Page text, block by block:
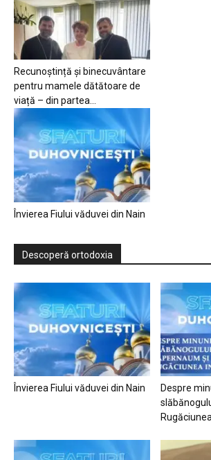
Recunoștință și binecuvântare
pentru mamele dătătoare de
viață – din partea...
Învierea Fiului văduvei din Nain
Descoperă ortodoxia
Învierea Fiului văduvei din Nain
Despre